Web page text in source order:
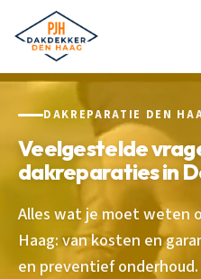
DAKREPARATIE DEN
Veelgestelde
dakreparaties in
Alles wat je moet weten
Haag: van kosten en
en preventief